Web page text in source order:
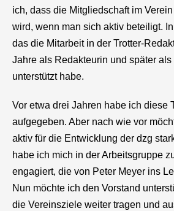
ich, dass die Mitgliedschaft im
wird, wenn man sich aktiv beteiligt.
das die Mitarbeit in der Trotter-
Jahre als Redakteurin und später
unterstützt habe.
Vor etwa drei Jahren habe ich diese
aufgegeben. Aber nach wie vor
aktiv für die Entwicklung der dzg
habe ich mich in der Arbeitsgruppe
engagiert, die von Peter Meyer ins
Nun möchte ich den Vorstand
die Vereinsziele weiter tragen und